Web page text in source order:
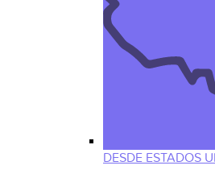
DESDE ESTADOS